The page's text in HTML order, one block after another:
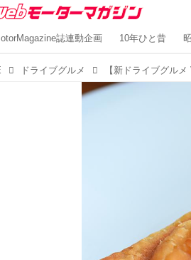
誌連動企画 10年ひと昔
ドライブグルメ